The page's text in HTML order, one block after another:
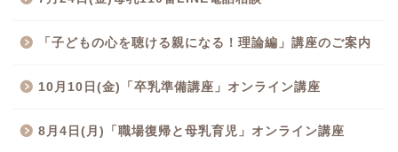
「子どもの心を聴ける親になる！理論編」講座のご案内
10月10日(金)「卒乳準備講座」オンライン講座
8月4日(月)「職場復帰と母乳育児」オンライン講座